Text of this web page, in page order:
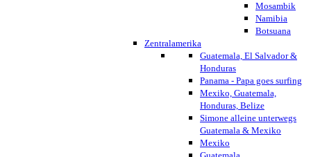
Mosambik
Namibia
Botsuana
Zentralamerika
Guatemala, El Salvador &
Honduras
Panama - Papa goes surfing
Mexiko, Guatemala,
Honduras, Belize
Simone alleine unterwegs
Guatemala & Mexiko
Mexiko